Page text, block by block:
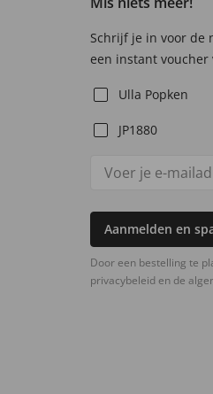
Schrijf je in voor de
een instant voucher
Ulla Popken
JP1880
Aanmelden en
Door een bestelling te
privacybeleid en de